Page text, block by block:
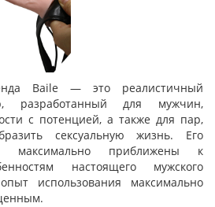
Baile — это реалистичный
разработанный для мужчин,
с потенцией, а также для пар,
сексуальную жизнь. Его
максимально приближены к
настоящего мужского
использования максимально